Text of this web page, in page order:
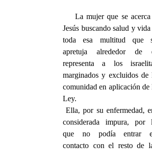
La mujer que se acerca
Jesús buscando salud y
toda esa multitud que
apretuja alrededor de
representa a los
marginados y excluidos de
comunidad en aplicación de
Ley.
Ella, por su enfermedad,
considerada impura, por
que no podía entrar
contacto con el resto de